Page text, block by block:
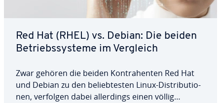
Red Hat (RHEL) vs. Debian: Die beiden
Be­triebs­sys­te­me im Vergleich
Zwar gehören die beiden Kon­tra­hen­ten Red Hat
und Debian zu den be­lieb­tes­ten Linux-Dis­tri­bu­tio­
nen, verfolgen dabei al­ler­dings einen völlig